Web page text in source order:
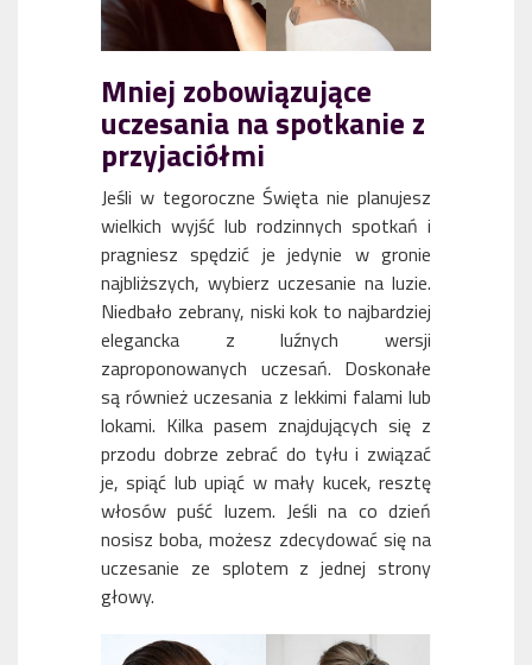
Mniej zobowiązujące
uczesania na spotkanie z
przyjaciółmi
Jeśli w tegoroczne Święta nie planujesz
wielkich wyjść lub rodzinnych spotkań i
pragniesz spędzić je jedynie w gronie
najbliższych, wybierz uczesanie na luzie.
Niedbało zebrany, niski kok to najbardziej
elegancka z luźnych wersji
zaproponowanych uczesań. Doskonałe
są również uczesania z lekkimi falami lub
lokami. Kilka pasem znajdujących się z
przodu dobrze zebrać do tyłu i związać
je, spiąć lub upiąć w mały kucek, resztę
włosów puść luzem. Jeśli na co dzień
nosisz boba, możesz zdecydować się na
uczesanie ze splotem z jednej strony
głowy.